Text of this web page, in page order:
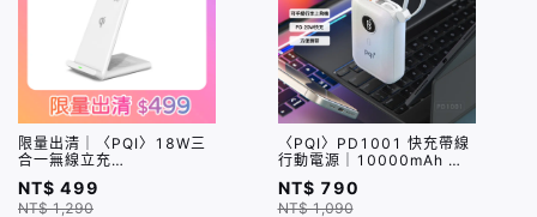
限量出清｜〈PQI〉18W三
合一無線立充
(iPhone,Apple
Watch,AirPods適用) 盒損
品
NT$ 499
NT$ 1,290
〈PQI〉PD1001 快充帶線
行動電源｜10000mAh 自
帶USB-C快充線及USB-A
孔
NT$ 790
NT$ 1,090